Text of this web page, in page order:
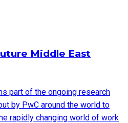
Middle East
part of the ongoing research
by PwC around the world to
rapidly changing world of work